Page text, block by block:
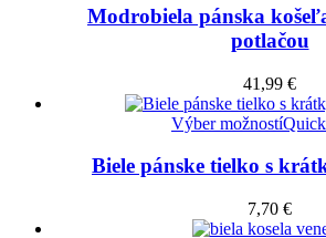
Modrobiela pánska
potlačou
41,99 €
Výber možností
Biele pánske tielko s
7,70 €